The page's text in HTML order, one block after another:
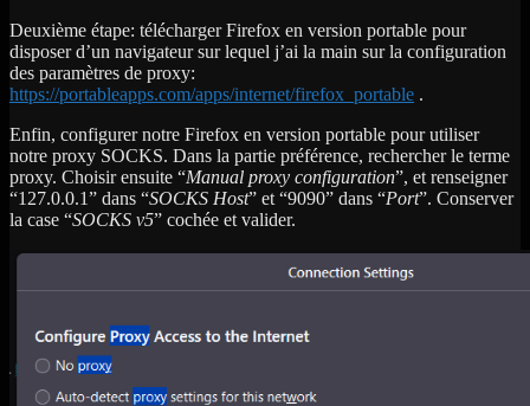
Deuxième étape: télécharger Firefox en version portable pour
disposer d’un navigateur sur lequel j’ai la main sur la configuration
des paramètres de proxy:
https://portableapps.com/apps/internet/firefox_portable .
Enfin, configurer notre Firefox en version portable pour utiliser
notre proxy SOCKS. Dans la partie préférence, rechercher le terme
proxy. Choisir ensuite “Manual proxy configuration”, et renseigner
“127.0.0.1” dans “SOCKS Host” et “9090” dans “Port”. Conserver
la case “SOCKS v5” cochée et valider.